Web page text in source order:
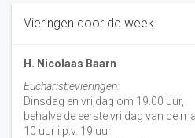
Vieringen door de week
H. Nicolaas Baarn
Eucharistievieringen:
Dinsdag en vrijdag om 19.00 uur,
behalve de eerste vrijdag van de
10 uur i.p.v. 19 uur